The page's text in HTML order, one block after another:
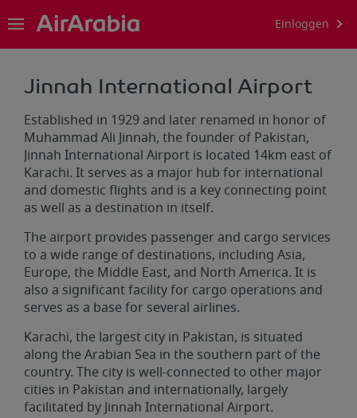
Einloggen
Jinnah International Airport
Established in 1929 and later renamed in honor of
Muhammad Ali Jinnah, the founder of Pakistan,
Jinnah International Airport is located 14km east of
Karachi. It serves as a major hub for international
and domestic flights and is a key connecting point
as well as a destination in itself.
The airport provides passenger and cargo services
to a wide range of destinations, including Asia,
Europe, the Middle East, and North America. It is
also a significant facility for cargo operations and
serves as a base for several airlines.
Karachi, the largest city in Pakistan, is situated
along the Arabian Sea in the southern part of the
country. The city is well-connected to other major
cities in Pakistan and internationally, largely
facilitated by Jinnah International Airport.